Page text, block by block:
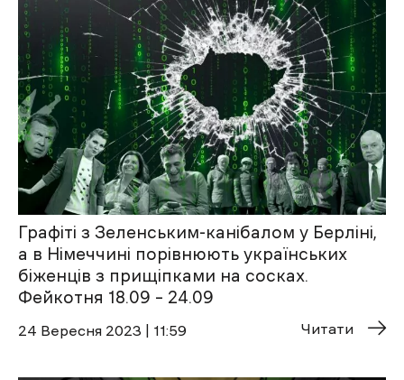
Графіті з Зеленським-канібалом у Берліні,
а в Німеччині порівнюють українських
біженців з прищіпками на сосках.
Фейкотня 18.09 – 24.09
24 Вересня 2023 | 11:59 Читати